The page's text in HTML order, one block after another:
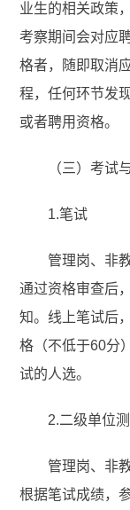
业生的相关政策
考察期间会对应
格者，随即取消
程，任何环节发
或者聘用资格。
（三）考试
1.笔试
管理岗、非
通过资格审查后
知。线上笔试后
格（不低于60分
试的人选。
2.二级单位
管理岗、非
根据笔试成绩，